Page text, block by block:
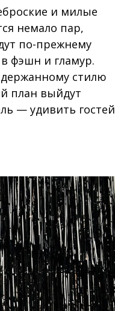
и милые
немало пар,
по-прежнему
фэшн и гламур.
стилю
план выйдут
— удивить гостей